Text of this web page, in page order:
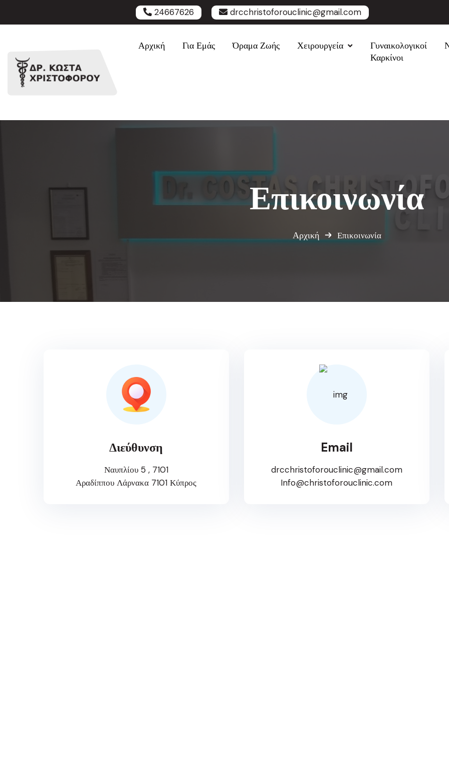
24667626 drcchristoforouclinic@gmail.com
Αρχική Για Εμάς Όραμα Ζωής Χειρουργεία
Γυναικολογικοί
Καρκίνοι
Επικοινωνία
Αρχική Επικοινωνία
Διεύθυνση
Ναυπλίου 5 , 7101
Αραδίππου Λάρνακα 7101 Κύπρος
Email
drcchristoforouclinic@gmail.com
Info@christoforouclinic.com